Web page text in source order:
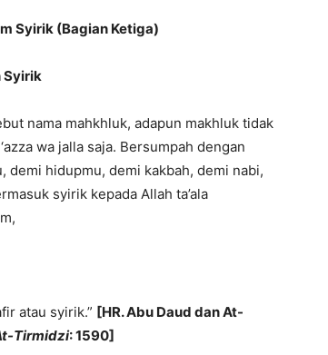
Syirik (Bagian Ketiga)
Syirik
nama mahkhluk, adapun makhluk tidak
wa jalla saja. Bersumpah dengan
demi hidupmu, demi kakbah, demi nabi,
syirik kepada Allah ta’ala
atau syirik.” [HR. Abu Daud dan At-
Tirmidzi: 1590]